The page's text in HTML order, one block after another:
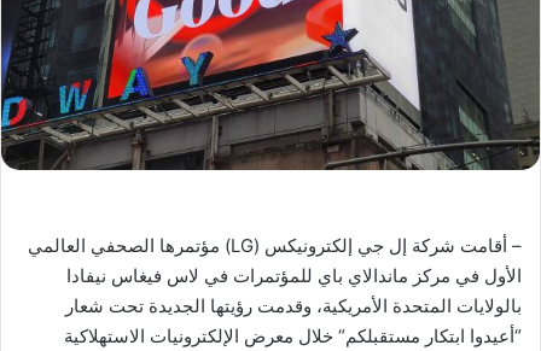
– أقامت شركة إل جي إلكترونيكس (LG) مؤتمرها الصحفي العالمي
الأول في مركز ماندالاي باي للمؤتمرات في لاس فيغاس نيفادا
بالولايات المتحدة الأمريكية، وقدمت رؤيتها الجديدة تحت شعار
“أعيدوا ابتكار مستقبلكم“ خلال معرض الإلكترونيات الاستهلاكية